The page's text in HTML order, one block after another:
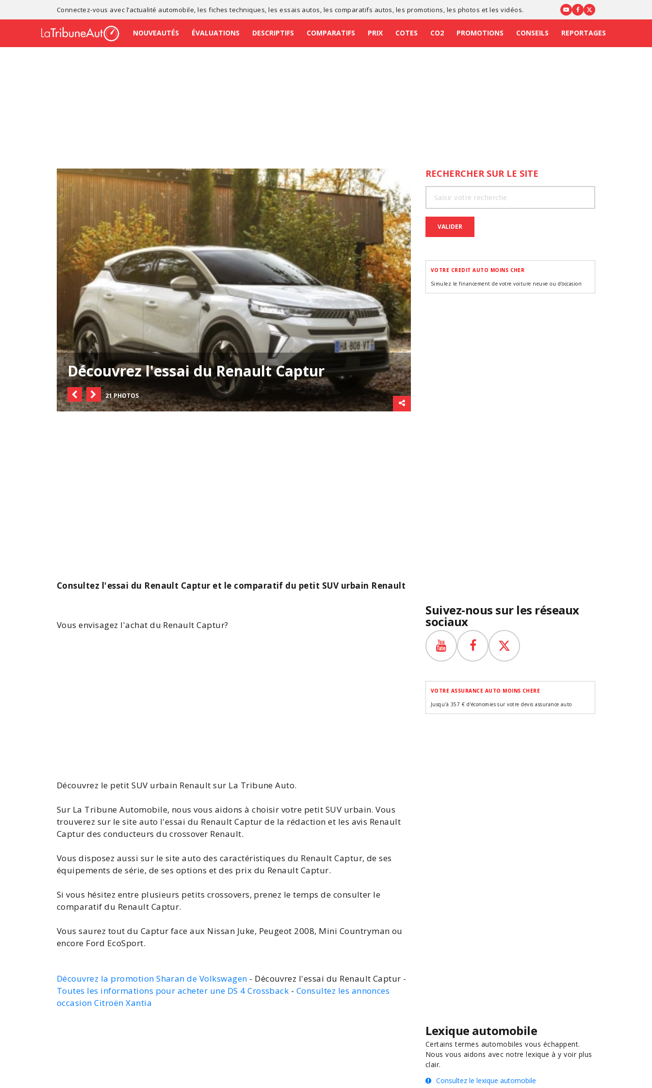
Connectez-vous avec l’actualité automobile , lesfiches techniques , lesessais autos , les comparatifs autos , les promotions , les photos et les vidéos.
NOUVEAUTÉS ÉVALUATIONS DESCRIPTIFS COMPARATIFS PRIX COTES CO2 PROMOTIONS CONSEILS REPORTAGES
Découvrez l'essai du Renault Captur
21 PHOTOS
Consultez l'essai du Renault Captur et le comparatif du petit SUV urbain Renault
Vous envisagez l'achat du Renault Captur?
Découvrez le petit SUV urbain Renault sur La Tribune Auto.
Sur La Tribune Automobile, nous vous aidons à choisir votre petit SUV urbain. Vous
trouverez sur le site auto l'essai du Renault Captur de la rédaction et les avis Renault
Captur des conducteurs du crossover Renault.
Vous disposez aussi sur le site auto des caractéristiques du Renault Captur, de ses
équipements de série, de ses options et des prix du Renault Captur.
Si vous hésitez entre plusieurs petits crossovers, prenez le temps de consulter le
comparatif du Renault Captur.
Vous saurez tout du Captur face aux Nissan Juke, Peugeot 2008, Mini Countryman ou
encore Ford EcoSport.
Découvrez la promotion Sharan de Volkswagen - Découvrez l'essai du Renault Captur -
Toutes les informations pour acheter une DS 4 Crossback - Consultez les annonces
occasion Citroën Xantia
RECHERCHER SUR LE SITE
VALIDER
VOTRE CREDIT AUTO MOINS CHER
Simulez le financement de votre voiture neuve ou d'occasion
Suivez-nous sur les réseaux
sociaux
VOTRE ASSURANCE AUTO MOINS CHERE
Jusqu'à 357 € d'économies sur votre devis assurance auto
Lexique automobile
Certains termes automobiles vous échappent.
Nous vous aidons avec notre lexique à y voir plus
clair.
Consultez le lexique automobile